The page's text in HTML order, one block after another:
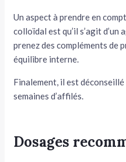
Un aspect à prendre en
colloïdal est qu’il s’agit
prenez des compléments de
équilibre interne.
Finalement, il est
semaines d’affilés.
Dosages